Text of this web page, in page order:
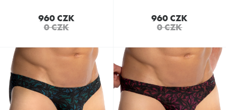
960 CZK
0 CZK
960 CZK
0 CZK